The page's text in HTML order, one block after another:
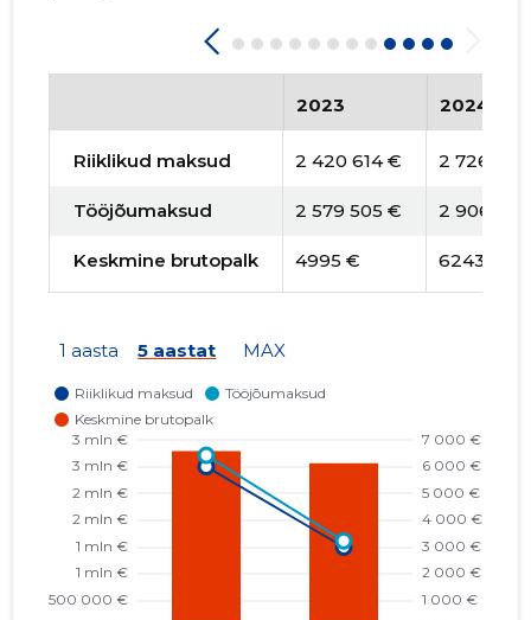
2023 2024
Riiklikud maksud 2 420 614 € 2 726
Tööjõumaksud 2 579 505 € 2 906 175
Keskmine brutopalk 4995 € 6243 €
1 aasta 5 aastat MAX